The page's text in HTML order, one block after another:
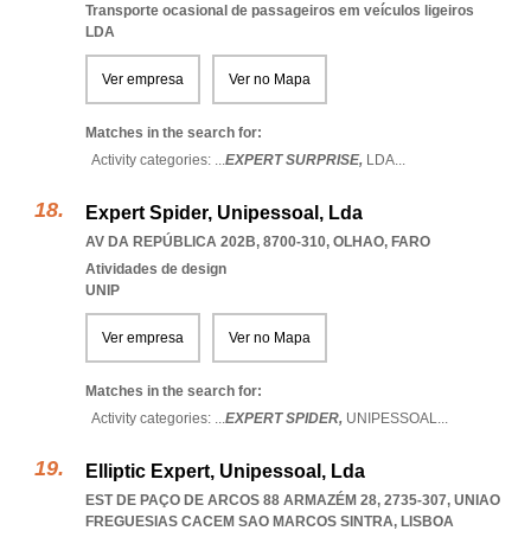
Transporte ocasional de passageiros em veículos ligeiros
LDA
Ver empresa Ver no Mapa
Matches in the search for:
Activity categories: ...EXPERT SURPRISE, LDA...
Expert Spider, Unipessoal, Lda
AV DA REPÚBLICA 202B, 8700-310, OLHAO, FARO
Atividades de design
UNIP
Ver empresa Ver no Mapa
Matches in the search for:
Activity categories: ...EXPERT SPIDER, UNIPESSOAL...
Elliptic Expert, Unipessoal, Lda
EST DE PAÇO DE ARCOS 88 ARMAZÉM 28, 2735-307, UNIAO
FREGUESIAS CACEM SAO MARCOS SINTRA, LISBOA